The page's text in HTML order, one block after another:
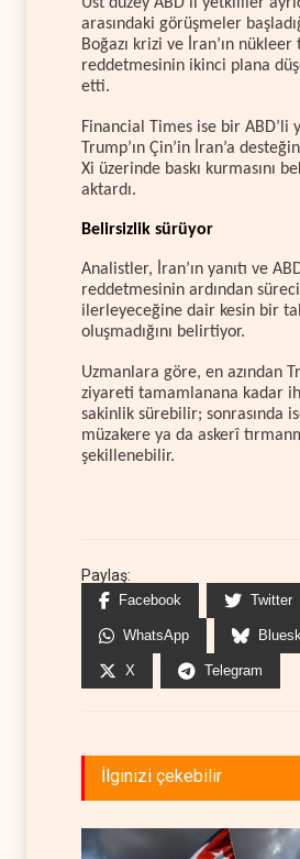
arasındaki görüşmeler
Boğazı krizi ve İran’ın
reddetmesinin ikinci plana
etti.
Financial Times ise bir ABD’li
Trump’ın Çin’in İran’a
Xi üzerinde baskı kurmasını
aktardı.
Belirsizlik sürüyor
Analistler, İran’ın yanıtı ve
reddetmesinin ardından
ilerleyeceğine dair kesin bir
oluşmadığını belirtiyor.
Uzmanlara göre, en azından
ziyareti tamamlanana kadar
sakinlik sürebilir; sonrasında
müzakere ya da askerî
şekillenebilir.
Paylaş:
Facebook Twitter
WhatsApp
X Telegram
İlginizi çekebilir